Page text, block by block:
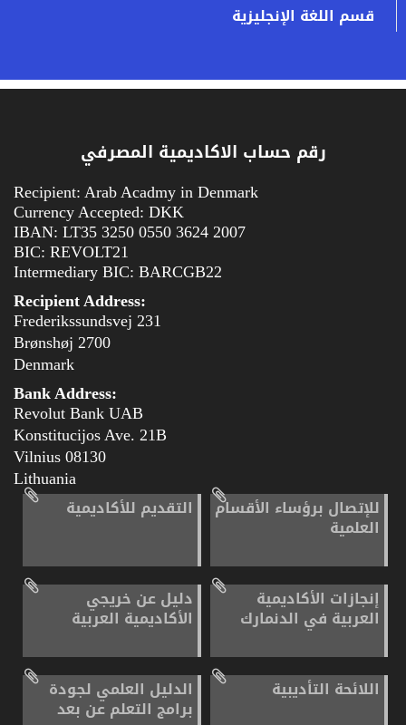
قسم اللغة الإنجليزية
رقم حساب الاكاديمية المصرفي
Recipient: Arab Acadmy in Denmark
Currency Accepted: DKK
IBAN: LT35 3250 0550 3624 2007
BIC: REVOLT21
Intermediary BIC: BARCGB22
Recipient Address:
Frederikssundsvej 231
2700 Brønshøj
Denmark
Bank Address:
Revolut Bank UAB
Konstitucijos Ave. 21B
08130 Vilnius
Lithuania
للإتصال برؤساء الأقسام
العلمية
التقديم للأكاديمية
إنجازات الأكاديمية
العربية في الدنمارك
دليل عن خريجي
الأكاديمية العربية
اللائحة التأديبية الدليل العلمي لجودة
برامج التعلم عن بعد